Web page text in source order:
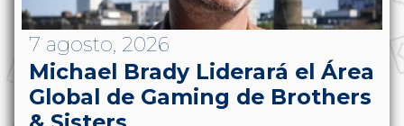
7 agosto, 2026
Michael Brady Liderará el Área
Global de Gaming de Brothers